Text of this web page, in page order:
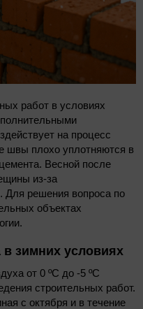
работ в условиях
на процесс
швы плохо уплотняются в
Весной после
из-за
Для решения вопроса по
объектах
зимних условиях
от 0 ºС до -5 ºС
строительных работ.
с октября и в течение